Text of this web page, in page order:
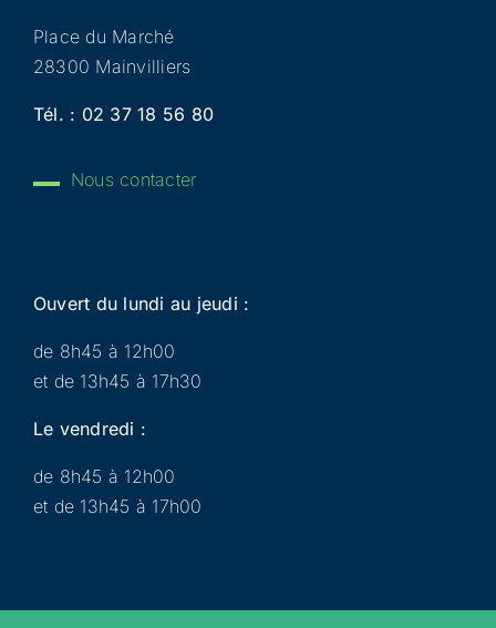
Place du Marché
28300 Mainvilliers
Tél. : 02 37 18 56 80
Nous contacter
Ouvert du lundi au jeudi :
de 8h45 à 12h00
et de 13h45 à 17h30
Le vendredi :
de 8h45 à 12h00
et de 13h45 à 17h00